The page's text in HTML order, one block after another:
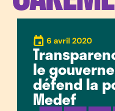
6 avril 2020
le
défend la
Medef